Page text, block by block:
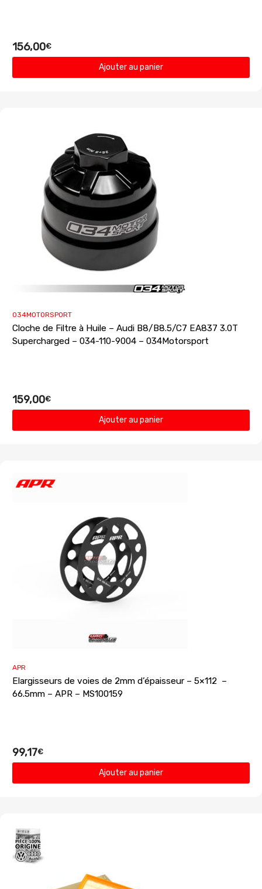
156,00€
Ajouter au panier
034MOTORSPORT
Cloche de Filtre à Huile – Audi B8/B8.5/C7 EA837 3.0T
Supercharged – 034-110-9004 – 034Motorsport
159,00€
Ajouter au panier
APR
Elargisseurs de voies de 2mm d’épaisseur – 5×112 –
66.5mm – APR – MS100159
99,17€
Ajouter au panier